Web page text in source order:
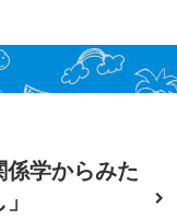
係学からみた